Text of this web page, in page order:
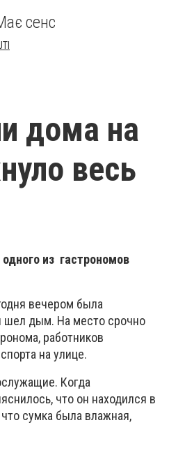
сенс
дома на
весь
из гастрономов
вечером была
шел дым. На место срочно
работников
на улице.
Когда
что он находился в
сумка была влажная,